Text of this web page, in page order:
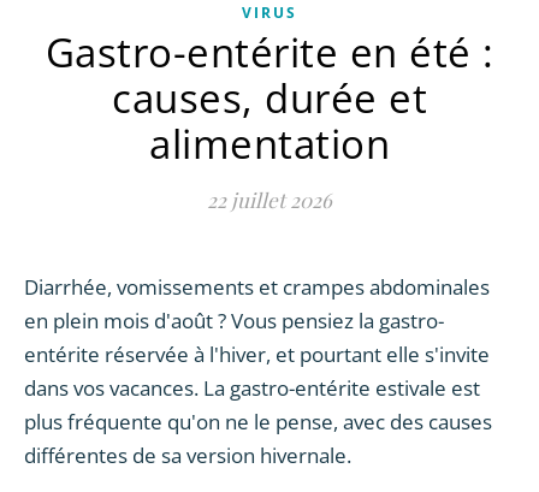
VIRUS
Gastro-entérite en été :
causes, durée et
alimentation
22 juillet 2026
Diarrhée, vomissements et crampes abdominales
en plein mois d'août ? Vous pensiez la gastro-
entérite réservée à l'hiver, et pourtant elle s'invite
dans vos vacances. La gastro-entérite estivale est
plus fréquente qu'on ne le pense, avec des causes
différentes de sa version hivernale.